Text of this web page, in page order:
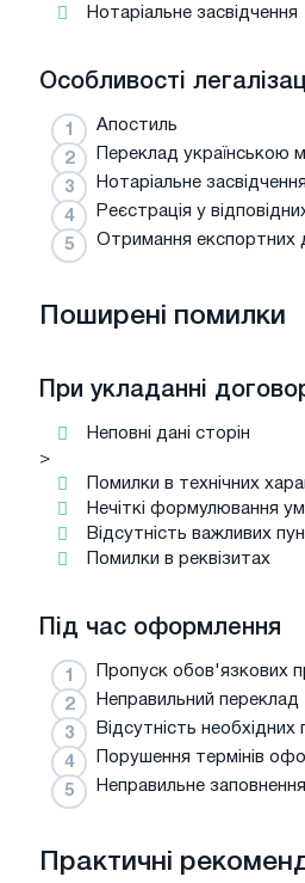
Нотаріальне засвідчення
Особливості
Апостиль
Переклад українською
Нотаріальне
Реєстрація у
Отримання експортних
Поширені помилки
При укладанні
Неповні дані сторін
>
Помилки в технічних
Нечіткі формулювання
Відсутність важливих
Помилки в реквізитах
Під час оформлення
Пропуск обов'язкових
Неправильний переклад
Відсутність необхідних
Порушення термінів
Неправильне
Практичні